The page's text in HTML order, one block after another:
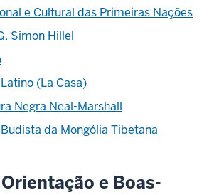
e Cultural das Primeiras Nações
Simon Hillel
(La Casa)
Negra Neal-Marshall
da Mongólia Tibetana
e Boas-